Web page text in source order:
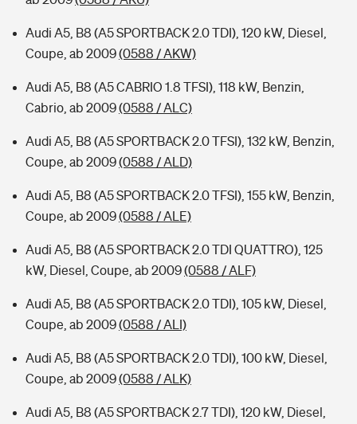
Audi A5, B8 (A5 SPORTBACK 2.0 TDI), 120 kW, Diesel,
Coupe, ab 2009(0588 / AKW)
Audi A5, B8 (A5 CABRIO 1.8 TFSI), 118 kW, Benzin,
Cabrio, ab 2009(0588 / ALC)
Audi A5, B8 (A5 SPORTBACK 2.0 TFSI), 132 kW, Benzin,
Coupe, ab 2009(0588 / ALD)
Audi A5, B8 (A5 SPORTBACK 2.0 TFSI), 155 kW, Benzin,
Coupe, ab 2009(0588 / ALE)
Audi A5, B8 (A5 SPORTBACK 2.0 TDI QUATTRO), 125
kW, Diesel, Coupe, ab 2009(0588 / ALF)
Audi A5, B8 (A5 SPORTBACK 2.0 TDI), 105 kW, Diesel,
Coupe, ab 2009(0588 / ALI)
Audi A5, B8 (A5 SPORTBACK 2.0 TDI), 100 kW, Diesel,
Coupe, ab 2009(0588 / ALK)
Audi A5, B8 (A5 SPORTBACK 2.7 TDI), 120 kW, Diesel,